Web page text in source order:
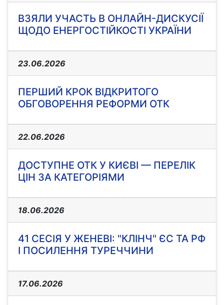
ВЗЯЛИ УЧАСТЬ В ОНЛАЙН-ДИСКУСІЇ
ЩОДО ЕНЕРГОСТІЙКОСТІ УКРАЇНИ
23.06.2026
ПЕРШИЙ КРОК ВІДКРИТОГО
ОБГОВОРЕННЯ РЕФОРМИ ОТК
22.06.2026
ДОСТУПНЕ ОТК У КИЄВІ — ПЕРЕЛІК
ЦІН ЗА КАТЕГОРІЯМИ
18.06.2026
41 СЕСІЯ У ЖЕНЕВІ: "КЛІНЧ" ЄС ТА РФ
І ПОСИЛЕННЯ ТУРЕЧЧИНИ
17.06.2026